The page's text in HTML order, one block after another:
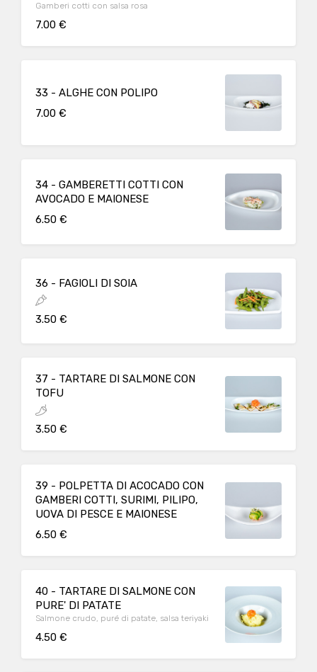
Gamberi cotti con salsa rosa
7.00 €
33 - ALGHE CON POLIPO
7.00 €
34 - GAMBERETTI COTTI CON
AVOCADO E MAIONESE
6.50 €
36 - FAGIOLI DI SOIA
3.50 €
37 - TARTARE DI SALMONE CON
TOFU
3.50 €
39 - POLPETTA DI ACOCADO CON
GAMBERI COTTI, SURIMI, PILIPO,
UOVA DI PESCE E MAIONESE
6.50 €
40 - TARTARE DI SALMONE CON
PURE' DI PATATE
Salmone crudo, puré di patate, salsa teriyaki
4.50 €